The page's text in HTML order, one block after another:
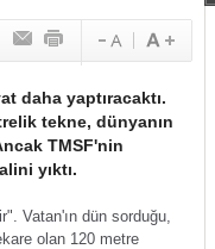
daha yaptıracaktı.
tekne, dünyanın
TMSF'nin
yıktı.
Vatan'ın dün sorduğu,
olan 120 metre